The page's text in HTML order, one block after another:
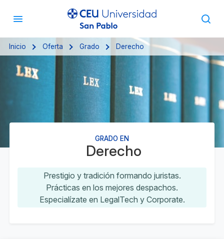
Inicio Oferta Grado Derecho
GRADO EN
Derecho
Prestigio y tradición formando juristas.
Prácticas en los mejores despachos.
Especialízate en LegalTech y Corporate.